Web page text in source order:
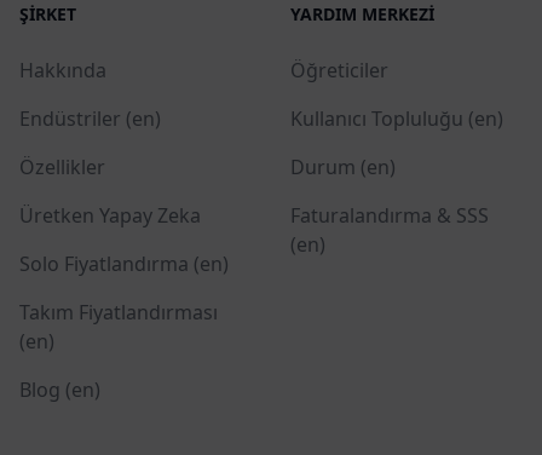
ŞIRKET
Hakkında
Endüstriler (en)
Özellikler
Üretken Yapay Zeka
Solo Fiyatlandırma (en)
Takım Fiyatlandırması
(en)
Blog (en)
YARDIM MERKEZI
Öğreticiler
Kullanıcı Topluluğu (en)
Durum (en)
Faturalandırma & SSS
(en)